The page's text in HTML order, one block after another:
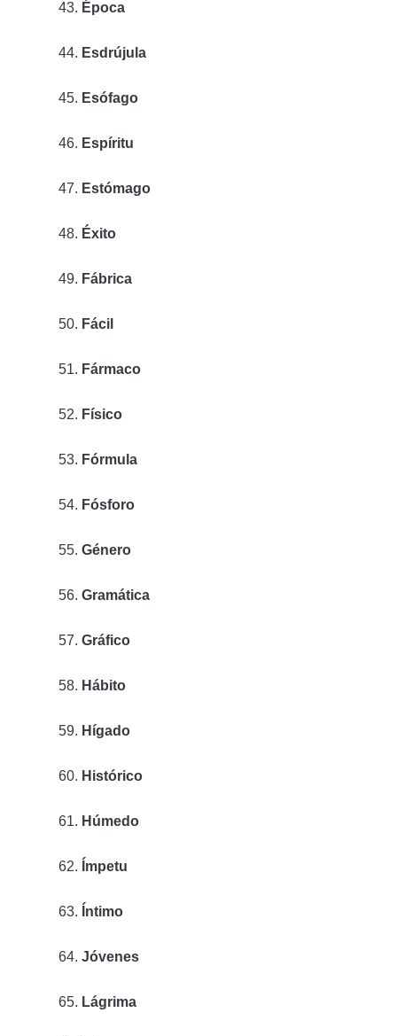
Época
Esdrújula
Esófago
Espíritu
Estómago
Éxito
Fábrica
Fácil
Fármaco
Físico
Fórmula
Fósforo
Género
Gramática
Gráfico
Hábito
Hígado
Histórico
Húmedo
Ímpetu
Íntimo
Jóvenes
Lágrima